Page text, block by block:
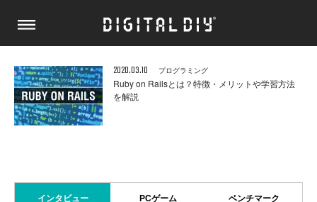
2020.03.10 プログラミング
Ruby on Railsとは？特徴・メリットや学習方法
を解説
インタビュー PCゲーム ベンチマーク